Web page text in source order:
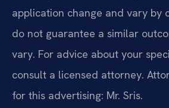
application change and vary by
do not guarantee a similar
vary. For advice about your
consult a licensed attorney.
for this advertising: Mr. Sris.